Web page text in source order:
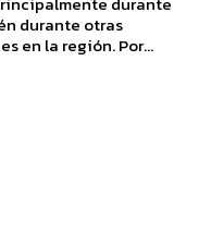
durante otras
en la región. Por...